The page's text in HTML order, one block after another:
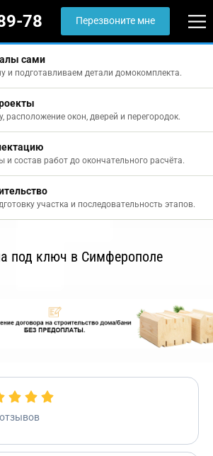
78 Перезвоните мне
сами
и подготавливаем детали домокомплекта.
расположение окон, дверей и перегородок.
состав работ до окончательного расчёта.
участка и последовательность этапов.
под ключ в Симферополе
отзывов